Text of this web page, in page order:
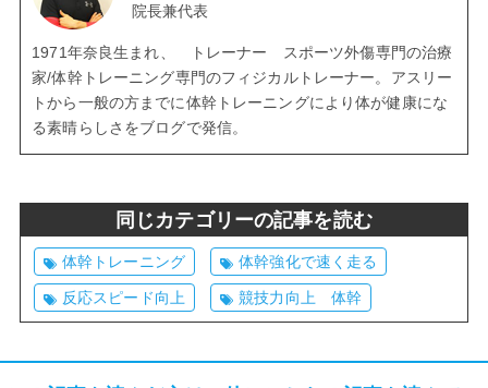
院長兼代表
1971年奈良生まれ、 トレーナー スポーツ外傷専門の治療
家/体幹トレーニング専門のフィジカルトレーナー。アスリー
トから一般の方までに体幹トレーニングにより体が健康にな
る素晴らしさをブログで発信。
同じカテゴリーの記事を読む
体幹トレーニング 体幹強化で速く走る
反応スピード向上 競技力向上 体幹